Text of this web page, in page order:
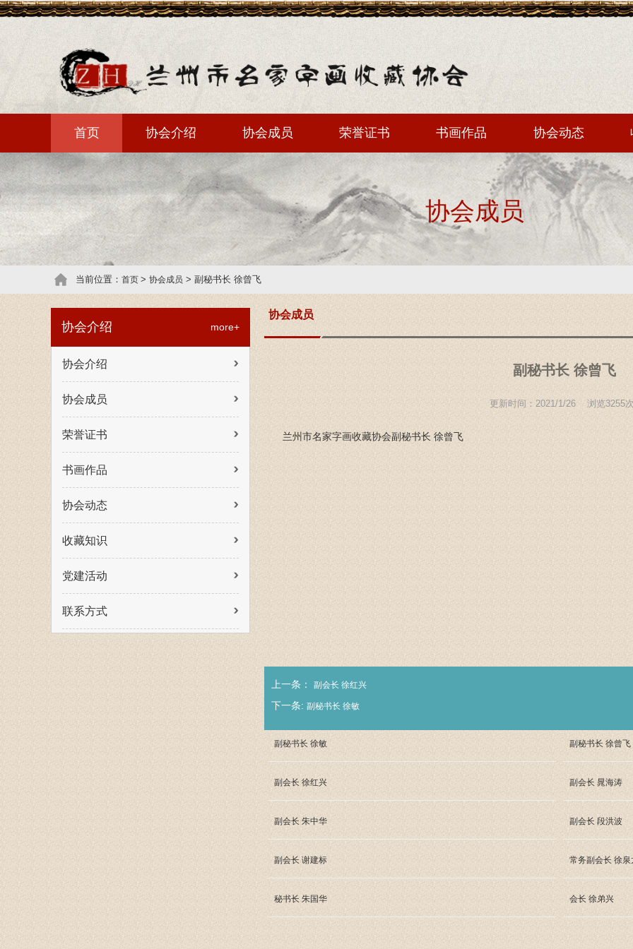
首页 协会介绍 协会成员 荣誉证书 书画作品 协会动态
协会成员
当前位置： 首页 > 协会成员 > 副秘书长 徐曾飞
more+
协会介绍
协会介绍
协会成员
荣誉证书
书画作品
协会动态
收藏知识
党建活动
联系方式
协会成员
副秘书长 徐曾飞
更新时间：2021/1/26 浏览3255
兰州市名家字画收藏协会副秘书长 徐曾飞
上一条： 副会长 徐红兴
下一条: 副秘书长 徐敏
副秘书长 徐敏 副秘书长 徐曾飞
副会长 徐红兴 副会长 晁海涛
副会长 朱中华 副会长 段洪波
副会长 谢建标 常务副会长 徐泉
秘书长 朱国华 会长 徐弟兴